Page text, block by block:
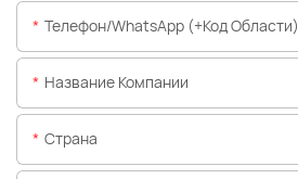
Телефон/WhatsApp (+код Области)
Название Компании
Страна